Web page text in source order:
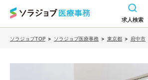
求人検索
ソラジョブTOP > ソラジョブ医療事務 > 東京都 > 府中市